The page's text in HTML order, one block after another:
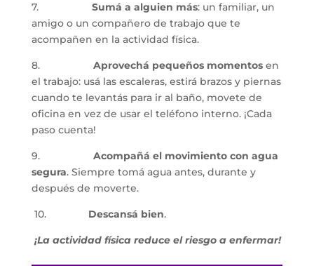
7. Sumá a alguien más: un familiar, un
amigo o un compañero de trabajo que te
acompañen en la actividad física.
8. Aprovechá pequeños momentos en
el trabajo: usá las escaleras, estirá brazos y piernas
cuando te levantás para ir al baño, movete de
oficina en vez de usar el teléfono interno. ¡Cada
paso cuenta!
9. Acompañá el movimiento con agua
segura. Siempre tomá agua antes, durante y
después de moverte.
10. Descansá bien.
¡La actividad física reduce el riesgo a enfermar!